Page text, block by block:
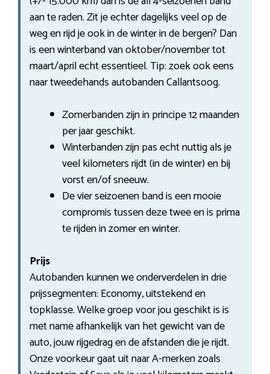
aan te raden. Zit je echter dagelijks veel op de
weg en rijd je ook in de winter in de bergen? Dan
is een winterband van oktober/november tot
maart/april echt essentieel. Tip: zoek ook eens
naar tweedehands autobanden Callantsoog.
Zomerbanden zijn in principe 12 maanden
per jaar geschikt.
Winterbanden zijn pas echt nuttig als je
veel kilometers rijdt (in de winter) en bij
vorst en/of sneeuw.
De vier seizoenen band is een mooie
compromis tussen deze twee en is prima
te rijden in zomer en winter.
Prijs
Autobanden kunnen we onderverdelen in drie
prijssegmenten: Economy, uitstekend en
topklasse. Welke groep voor jou geschikt is is
met name afhankelijk van het gewicht van de
auto, jouw rijgedrag en de afstanden die je rijdt.
Onze voorkeur gaat uit naar A-merken zoals